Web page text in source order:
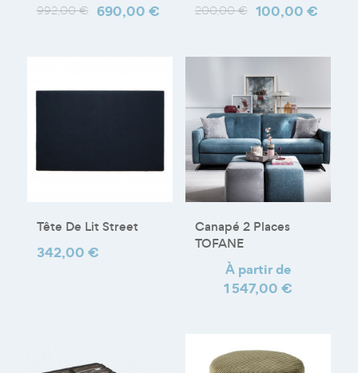
Prix
992,00 €
Prix 690,00 €
Prix
200,00 €
Prix 100,00 €
Tête De Lit Street
Prix
342,00 €
Canapé 2 Places
TOFANE
À partir de
1 547,00 €